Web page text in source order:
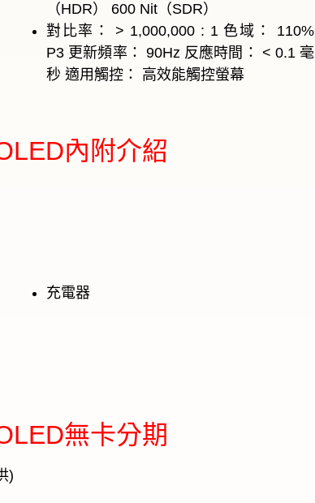
（HDR） 600 Nit（SDR）
對比率： > 1,000,000 : 1 色域： 110%
P3 更新頻率： 90Hz 反應時間： < 0.1 毫
秒 適用觸控： 高效能觸控螢幕
內附介紹
充電器
無卡分期
)